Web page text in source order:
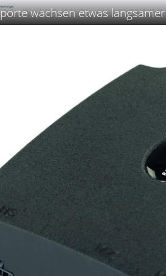
wachsen etwas langsamer